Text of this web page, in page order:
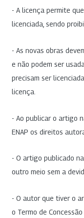
- A licença permite
licenciada, sendo
- As novas obras
e não podem ser
precisam ser
licença.
- Ao publicar o artigo
ENAP os direitos
- O artigo publicado
outro meio sem a
- O autor que tiver o
o Termo de